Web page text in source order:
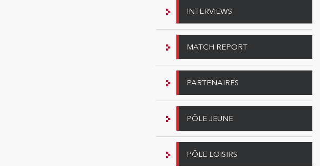
INTERVIEWS
MATCH REPORT
PARTENAIRES
PÔLE JEUNE
PÔLE LOISIRS